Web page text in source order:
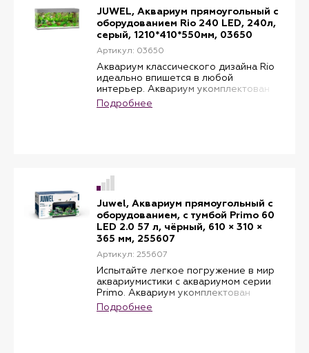
JUWEL, Аквариум прямоугольный с
оборудованием Rio 240 LED, 240л,
серый, 1210*410*550мм, 03650
Артикул: 03650
Аквариум классического дизайна Rio
идеально впишется в любой
интерьер. Аквариум укомплектован
водонепроницаемой светоарматурой
Multilux LED, системой фильтрации
мощностью 200 W.
Подробнее
Juwel, Аквариум прямоугольный с
оборудованием, с тумбой Primo 60
LED 2.0 57 л, чёрный, 610 × 310 ×
365 мм, 255607
Артикул: 255607
Испытайте легкое погружение в мир
аквариумистики с аквариумом серии
Primo. Аквариум укомплектован
водонепроницаемой светоарматурой
Novolux LED, системой фильтрации
Подробнее